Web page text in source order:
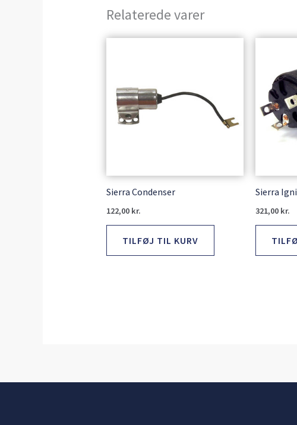
Relaterede varer
Sierra Condenser
122,00 kr.
TILFØJ TIL KURV
Sierra
321,00 kr.